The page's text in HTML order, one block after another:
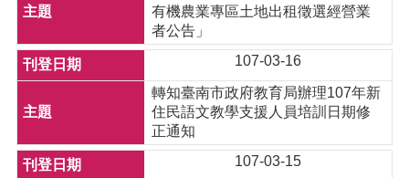
有機農業專區土地出租徵選經營業
者公告」
107-03-16
轉知臺南市政府教育局辦理107年新
住民語文教學支援人員培訓日期修
正通知
107-03-15